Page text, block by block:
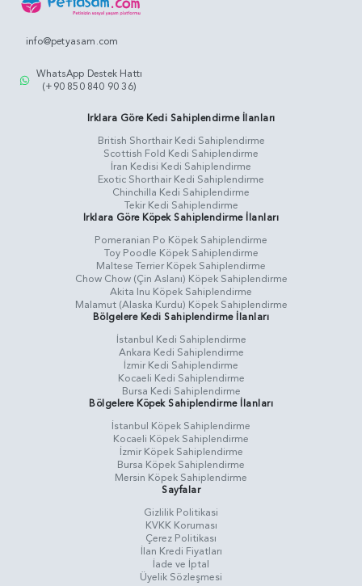
info@petyasam.com
WhatsApp Destek Hattı
(+90 850 840 90 36)
Irklara Göre Kedi Sahiplendirme İlanları
British Shorthair Kedi Sahiplendirme
Scottish Fold Kedi Sahiplendirme
İran Kedisi Kedi Sahiplendirme
Exotic Shorthair Kedi Sahiplendirme
Chinchilla Kedi Sahiplendirme
Tekir Kedi Sahiplendirme
Irklara Göre Köpek Sahiplendirme İlanları
Pomeranian Po Köpek Sahiplendirme
Toy Poodle Köpek Sahiplendirme
Maltese Terrier Köpek Sahiplendirme
Chow Chow (Çin Aslanı) Köpek Sahiplendirme
Akita Inu Köpek Sahiplendirme
Malamut (Alaska Kurdu) Köpek Sahiplendirme
Bölgelere Kedi Sahiplendirme İlanları
İstanbul Kedi Sahiplendirme
Ankara Kedi Sahiplendirme
İzmir Kedi Sahiplendirme
Kocaeli Kedi Sahiplendirme
Bursa Kedi Sahiplendirme
Bölgelere Köpek Sahiplendirme İlanları
İstanbul Köpek Sahiplendirme
Kocaeli Köpek Sahiplendirme
İzmir Köpek Sahiplendirme
Bursa Köpek Sahiplendirme
Mersin Köpek Sahiplendirme
Sayfalar
Gizlilik Politikasi
KVKK Koruması
Çerez Politikası
İlan Kredi Fiyatları
İade ve İptal
Üyelik Sözleşmesi